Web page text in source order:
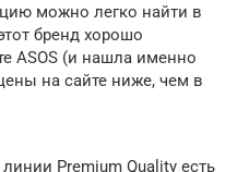
можно легко найти в
бренд хорошо
ASOS (и нашла именно
на сайте ниже, чем в
Premium Quality есть